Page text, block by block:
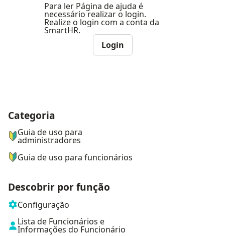
Para ler Página de ajuda é
necessário realizar o login.
Realize o login com a conta da
SmartHR.
Login
ナビゲーションメニュー
Categoria
Guia de uso para
administradores
Guia de uso para funcionários
Descobrir por função
Configuração
Lista de Funcionários e
Informações do Funcionário